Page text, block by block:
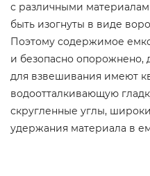
с различными
быть изогнуты в виде
Поэтому содержимое
и безопасно опорожнено,
для взвешивания имеют
водоотталкивающую
скругленные углы,
удержания материала в